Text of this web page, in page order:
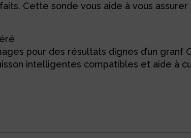
Cette sonde vous aide à vous assurer
pour des résultats dignes d’un granf
intelligentes compatibles et aide à